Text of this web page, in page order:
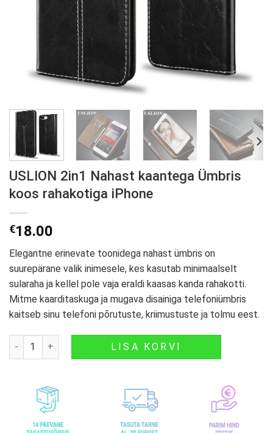
USLION 2in1 Nahast kaantega Ümbris
koos rahakotiga iPhone
€18.00
Elegantne erinevate toonidega nahast ümbris on
suurepärane valik inimesele, kes kasutab minimaalselt
sularaha ja kellel pole vaja eraldi kaasas kanda rahakotti.
Mitme kaarditaskuga ja mugava disainiga telefoniümbris
kaitseb sinu telefoni põrutuste, kriimustuste ja tolmu eest.
USLION 2in1 Nahast kaantega Ümbris koos rahakotiga
LISA KORVI